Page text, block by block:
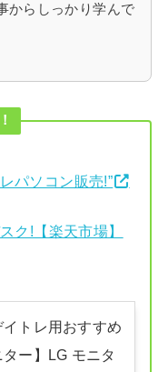
からしっかり学んで
パソコン販売!”
ク!【楽天市場】
イトレ用おすすめ
ター】LG モニタ